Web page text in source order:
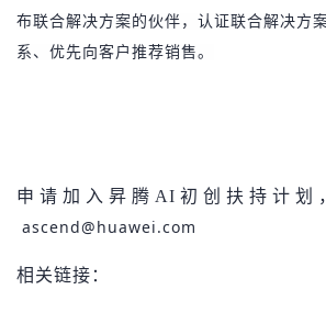
布联合解决方案的伙伴，认证联合解决方
系、优先向客户推荐销售。
申请加入昇腾AI初创扶持计划
ascend@huawei.com
相关链接：